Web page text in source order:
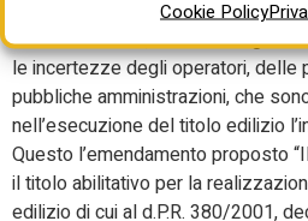
Cookie Policy
stabile, cioè l’apposizione del
modifica minima, ma molto
le incertezze degli operatori, delle
pubbliche amministrazioni, che
nell’esecuzione del titolo edilizio
Questo l’emendamento proposto
il titolo abilitativo per la
edilizio di cui al d.P.R. 380/2001,